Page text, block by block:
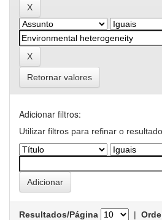
Retornar valores
Adicionar filtros:
Utilizar filtros para refinar o
Resultados/Página |